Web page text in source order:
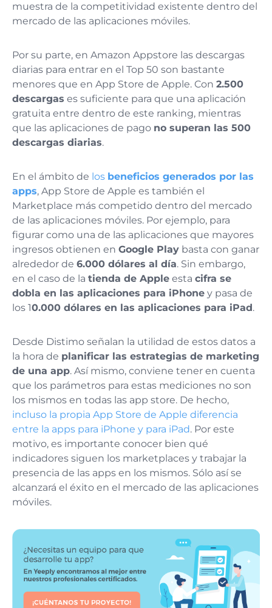
muestra de la competitividad existente dentro del
mercado de las aplicaciones móviles.
Por su parte, en Amazon Appstore las descargas
diarias para entrar en el Top 50 son bastante
menores que en App Store de Apple. Con 2.500
descargas es suficiente para que una aplicación
gratuita entre dentro de este ranking, mientras
que las aplicaciones de pago no superan las 500
descargas diarias.
En el ámbito de los beneficios generados por las
apps, App Store de Apple es también el
Marketplace más competido dentro del mercado
de las aplicaciones móviles. Por ejemplo, para
figurar como una de las aplicaciones que mayores
ingresos obtienen en Google Play basta con ganar
alrededor de 6.000 dólares al día. Sin embargo,
en el caso de la tienda de Apple esta cifra se
dobla en las aplicaciones para iPhone y pasa de
los 10.000 dólares en las aplicaciones para iPad.
Desde Distimo señalan la utilidad de estos datos a
la hora de planificar las estrategias de marketing
de una app. Así mismo, conviene tener en cuenta
que los parámetros para estas mediciones no son
los mismos en todas las app store. De hecho,
incluso la propia App Store de Apple diferencia
entre la apps para iPhone y para iPad. Por este
motivo, es importante conocer bien qué
indicadores siguen los marketplaces y trabajar la
presencia de las apps en los mismos. Sólo así se
alcanzará el éxito en el mercado de las aplicaciones
móviles.